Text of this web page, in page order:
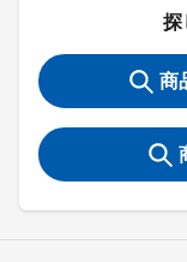
探
商